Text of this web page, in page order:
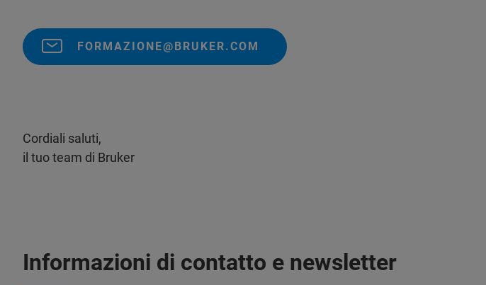
FORMAZIONE@BRUKER.COM
Cordiali saluti,
il tuo team di Bruker
Informazioni di contatto e newsletter